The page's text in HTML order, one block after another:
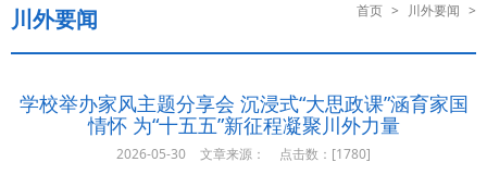
川外要闻 首页 > 川外要闻 >
学校举办家风主题分享会 沉浸式“大思政课”涵育家国
情怀 为“十五五”新征程凝聚川外力量
2026-05-30 文章来源： 点击数：[1780]